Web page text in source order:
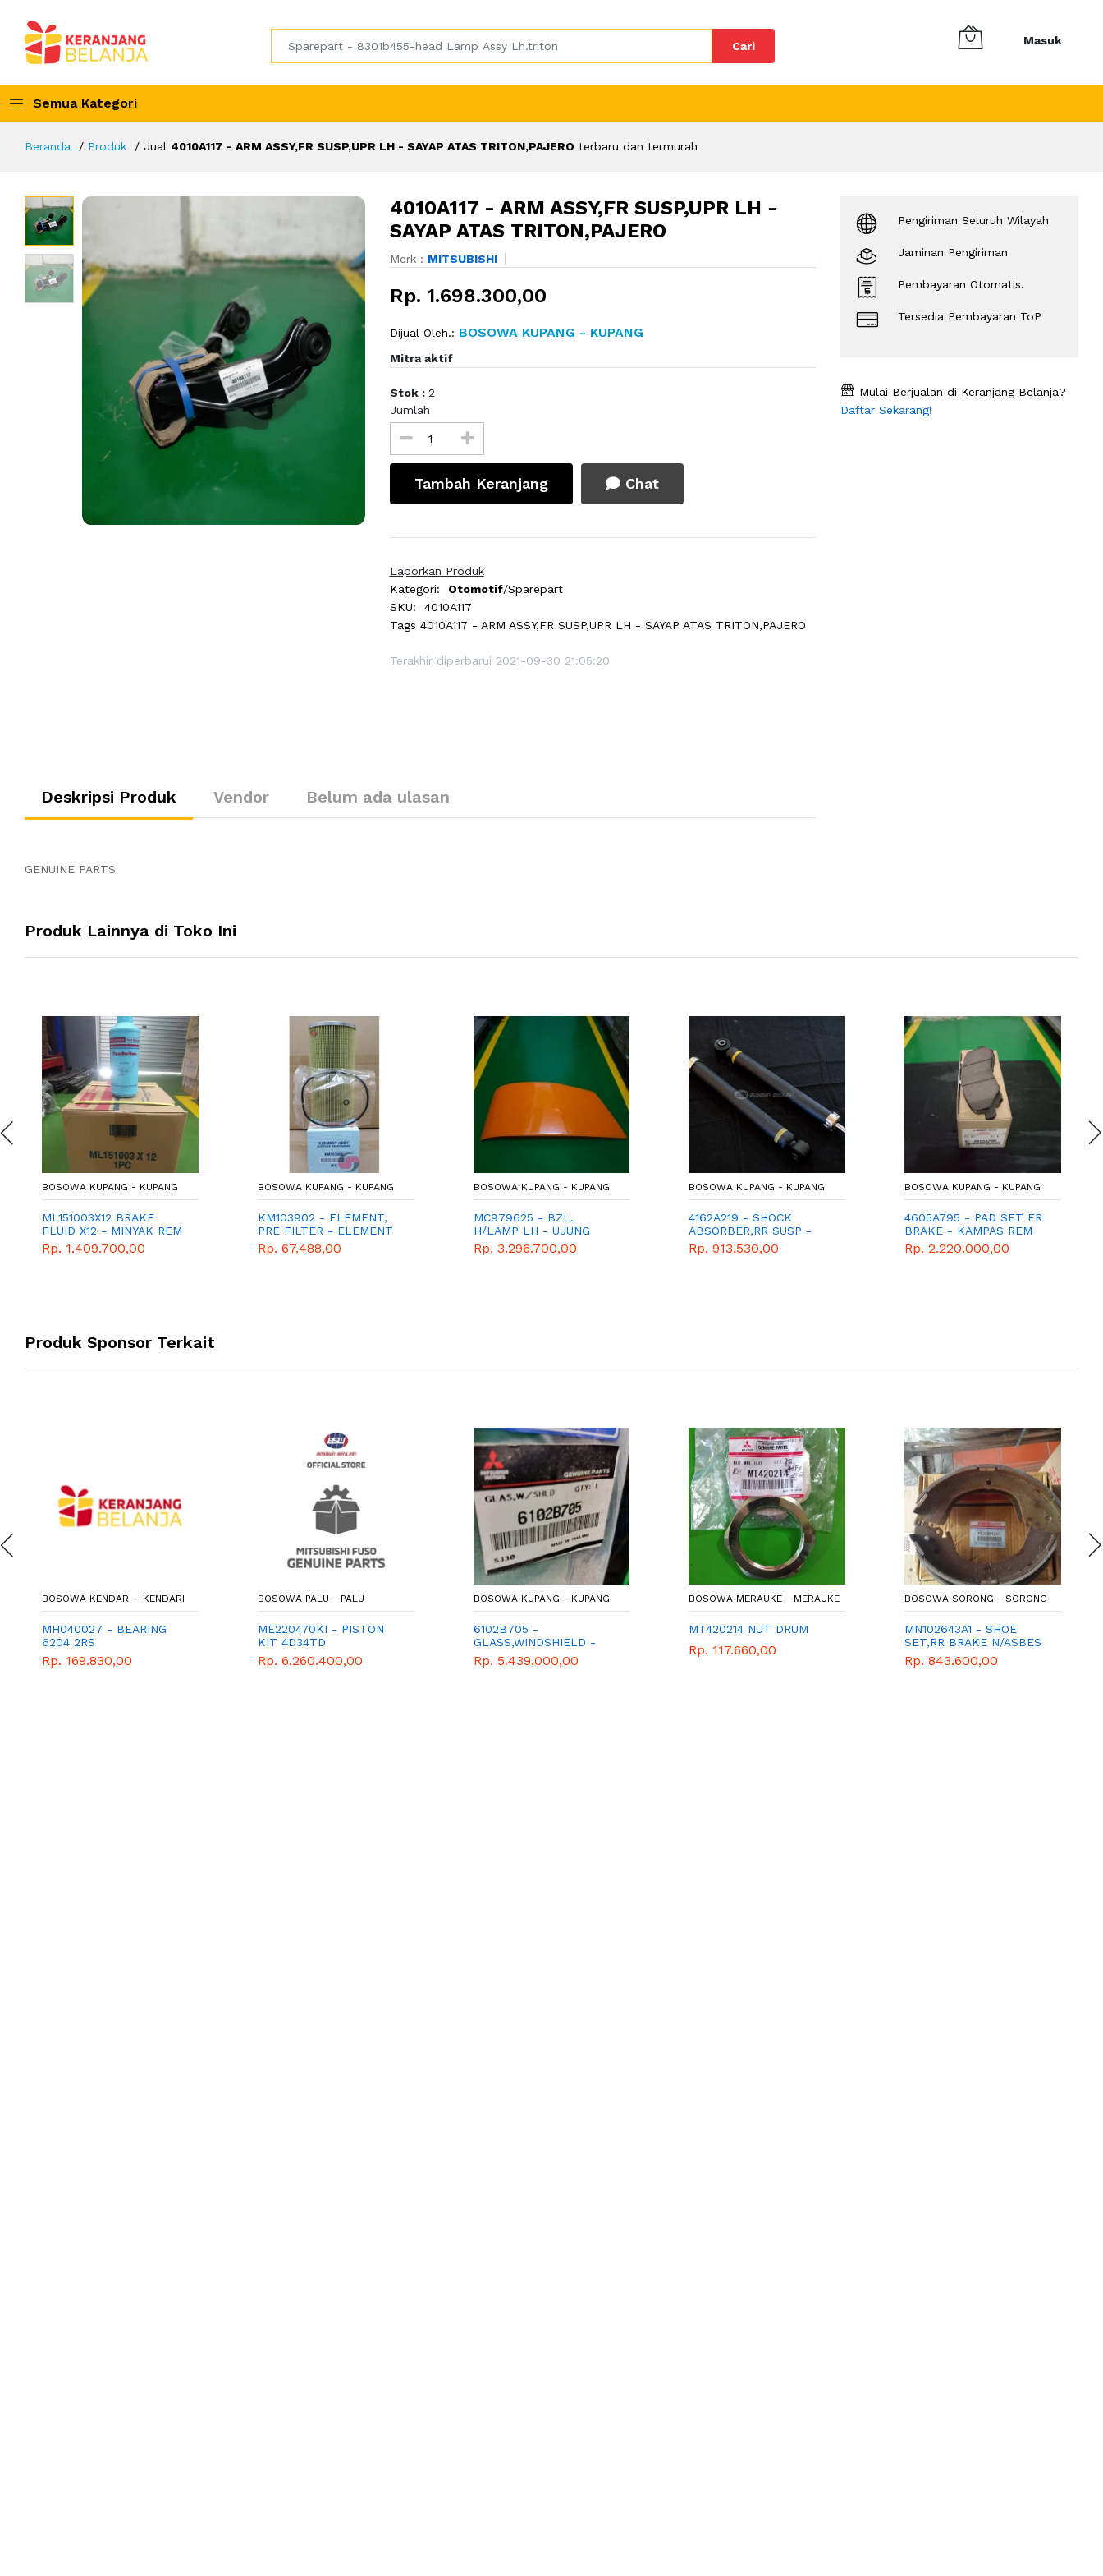
Cari Masuk
Semua Kategori
Beranda Produk Jual 4010A117 - ARM ASSY,FR SUSP,UPR LH - SAYAP ATAS TRITON,PAJERO terbaru dan termurah
4010A117 - ARM ASSY,FR SUSP,UPR LH -
SAYAP ATAS TRITON,PAJERO
Merk : MITSUBISHI
Rp. 1.698.300,00
Dijual Oleh.: BOSOWA KUPANG - KUPANG
Mitra aktif
Stok : 2
Jumlah
Tambah Keranjang Chat
Laporkan Produk
Kategori:
Otomotif/Sparepart
SKU:
4010A117
Tags 4010A117 - ARM ASSY,FR SUSP,UPR LH - SAYAP ATAS TRITON,PAJERO
Terakhir diperbarui 2021-09-30 21:05:20
Deskripsi Produk Vendor Belum ada ulasan
GENUINE PARTS
Pengiriman Seluruh Wilayah
Jaminan Pengiriman
Pembayaran Otomatis.
Tersedia Pembayaran ToP
Mulai Berjualan di Keranjang Belanja?
Daftar Sekarang!
Produk Lainnya di Toko Ini
BOSOWA KUPANG - KUPANG
ML151003X12 BRAKE
FLUID X12 - MINYAK REM
X12 - CAIRAN REM X12
Rp. 1.409.700,00
BOSOWA KUPANG - KUPANG
KM103902 - ELEMENT,
PRE FILTER - ELEMENT
ASSY - SARINGAN BAHAN
BAKAR
Rp. 67.488,00
BOSOWA KUPANG - KUPANG
MC979625 - BZL.
H/LAMP LH - UJUNG
BUMPER KIRI FIGHTER X
- KUPING BUMPER KIRI
Rp. 3.296.700,00
BOSOWA KUPANG - KUPANG
4162A219 - SHOCK
ABSORBER,RR SUSP -
SOKBREKER -
MITSUBISHI - GENUINE
Rp. 913.530,00
BOSOWA KUPANG - KUPANG
4605A795 - PAD SET FR
BRAKE - KAMPAS REM
DEPAN OUTLENDER
Rp. 2.220.000,00
Produk Sponsor Terkait
BOSOWA KENDARI - KENDARI
MH040027 - BEARING
6204 2RS
Rp. 169.830,00
BOSOWA PALU - PALU
ME220470KI - PISTON
KIT 4D34TD
Rp. 6.260.400,00
BOSOWA KUPANG - KUPANG
6102B705 -
GLASS,WINDSHIELD -
KACA DEPAN PAJERO
LAMA DAN TRITON LAMA
Rp. 5.439.000,00
BOSOWA MERAUKE - MERAUKE
MT420214 NUT DRUM
Rp. 117.660,00
BOSOWA SORONG - SORONG
MN102643A1 - SHOE
SET,RR BRAKE N/ASBES
Rp. 843.600,00